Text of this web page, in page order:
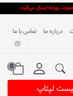
درباره ما تماس با ما
0
لپتاپ